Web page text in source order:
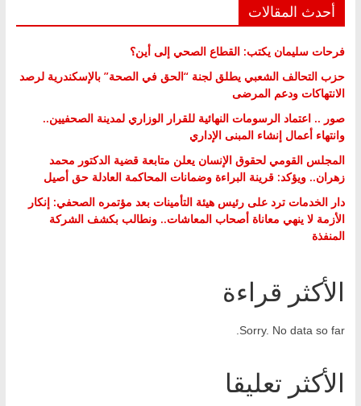
أحدث المقالات
فرحات سليمان يكتب: القطاع الصحي إلى أين؟
حزب التحالف الشعبي يطلق لجنة “الحق في الصحة” بالإسكندرية لرصد
الانتهاكات ودعم المرضى
صور .. اعتماد الرسومات النهائية للقرار الوزاري لمدينة الصحفيين..
وانتهاء أعمال إنشاء المبنى الإداري
المجلس القومي لحقوق الإنسان يعلن متابعة قضية الدكتور محمد
زهران.. ويؤكد: قرينة البراءة وضمانات المحاكمة العادلة حق أصيل
دار الخدمات ترد على رئيس هيئة التأمينات بعد مؤتمره الصحفي: إنكار
الأزمة لا ينهي معاناة أصحاب المعاشات.. ونطالب بكشف الشركة
المنفذة
الأكثر قراءة
Sorry. No data so far.
الأكثر تعليقا